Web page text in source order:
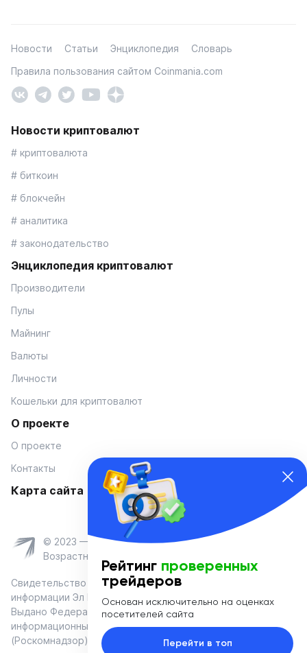
Новости Статьи Энциклопедия
Словарь
Правила пользования сайтом Coinmania.com
Новости криптовалют
# криптовалюта
# биткоин
# блокчейн
# аналитика
# законодательство
Энциклопедия криптовалют
Производители
Пулы
Майнинг
Валюты
Личности
Кошельки для криптовалют
О проекте
О проекте
Контакты
Карта сайта
© 2023 — Coinmania
Возрастное ограничение 16+
Свидетельство о регистрации средства массовой
информации Эл № ФС 77-74908 от «25» января 2019 г.
Выдано Федеральной службой по надзору в сфере связи,
информационных технологий и массовых коммуникаций
(Роскомнадзор)
Рейтинг проверенных
трейдеров
Основан исключительно на оценках
посетителей сайта
Перейти в топ